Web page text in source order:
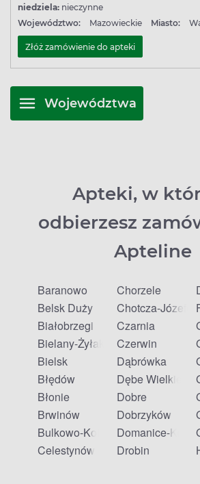
niedziela: nieczynne
Województwo:
Mazowieckie Miasto:
Złóż zamówienie do apteki
Województwa
Apteki, w
odbierzesz
Apteline
Baranowo
Belsk Duży
Białobrzegi
Bielany-Żyłaki
Bielsk
Błędów
Błonie
Brwinów
Bulkowo-Kolonia
Celestynów
Chorzele
Chotcza-Józefów
Czarnia
Czerwin
Dąbrówka
Dębe Wielkie
Dobre
Dobrzyków
Domanice-
Drobin